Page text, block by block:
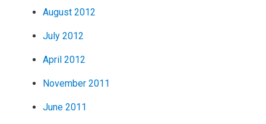
August 2012
July 2012
April 2012
November 2011
June 2011